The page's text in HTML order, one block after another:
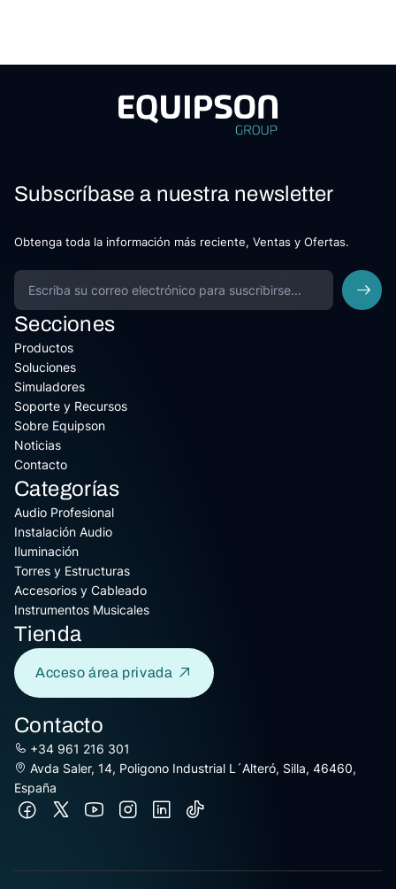
Subscríbase a nuestra newsletter
Obtenga toda la información más reciente, Ventas y Ofertas.
Secciones
Productos
Soluciones
Simuladores
Soporte y Recursos
Sobre Equipson
Noticias
Contacto
Categorías
Audio Profesional
Instalación Audio
Iluminación
Torres y Estructuras
Accesorios y Cableado
Instrumentos Musicales
Tienda
Acceso área privada
Contacto
+34 961 216 301
Avda Saler, 14, Poligono Industrial L´Alteró, Silla, 46460,
España